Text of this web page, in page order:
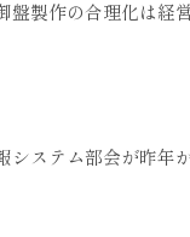
製作の合理化は
ステム部会が昨年